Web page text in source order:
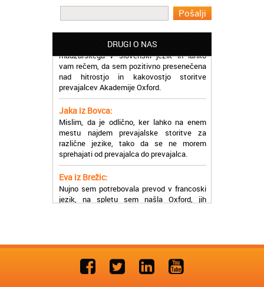
DRUGI O NAS
madžarskega v slovenski jezik in lahko
vam rečem, da sem pozitivno presenečena
nad hitrostjo in kakovostjo storitve
prevajalcev Akademije Oxford.
Jaka iz Bovca:
Mislim, da je odlično, ker lahko na enem
mestu najdem prevajalske storitve za
različne jezike, tako da se ne morem
sprehajati od prevajalca do prevajalca.
Eva iz Brežic:
Nujno sem potrebovala prevod v francoski
jezik, na spletu sem našla Oxford, jih
poklicala in v roku nekaj ur sem po
elektronski pošti prejela prevod. Resnično
Uslužni, hitri in ljubeznivi, za njih imam
samo pohvalne besede!